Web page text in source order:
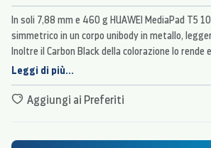
In soli 7,88 mm e 460 g HUAWEI MediaPad T5
simmetrico in un corpo unibody in metallo,
Inoltre il Carbon Black della colorazione lo rende
elegante.
Leggi di più...
Aggiungi ai Preferiti